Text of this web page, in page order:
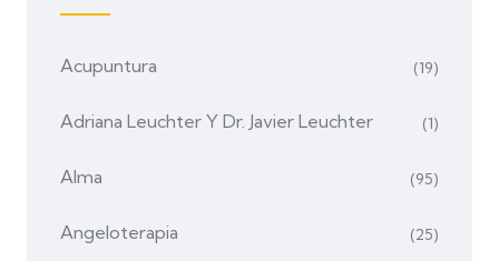
Acupuntura (19)
Adriana Leuchter Y Dr. Javier Leuchter (1)
Alma (95)
Angeloterapia (25)